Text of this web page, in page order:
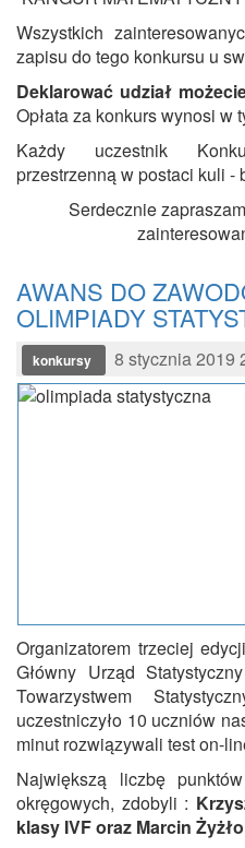
Wszystkich
zapisu do tego konkursu u
Deklarować udział
Opłata za konkurs wynosi w
Każdy uczestnik
przestrzenną w postaci kuli -
Serdecznie
AWANS DO
OLIMPIADY
konkursy 8 stycznia 2019
Organizatorem trzeciej
Główny Urząd
Towarzystwem
uczestniczyło 10 uczniów
minut rozwiązywali test on-
Największą liczbę
okręgowych, zdobyli :
klasy IVF oraz Marcin